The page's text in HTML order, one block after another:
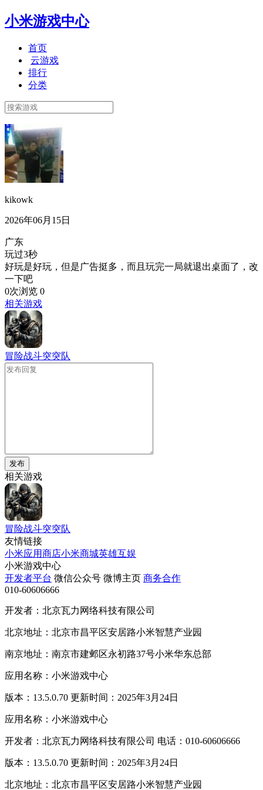
小米游戏中心
首页
云游戏
排行
分类
kikowk
2026年06月15日
广东
玩过3秒
好玩是好玩，但是广告挺多，而且玩完一局就退出桌面了，改
一下吧
0次浏览 0
相关游戏
冒险战斗突突队
发布
相关游戏
冒险战斗突突队
友情链接
小米应用商店小米商城英雄互娱
小米游戏中心
开发者平台 微信公众号 微博主页 商务合作
010-60606666
开发者：北京瓦力网络科技有限公司
北京地址：北京市昌平区安居路小米智慧产业园
南京地址：南京市建邺区永初路37号小米华东总部
应用名称：小米游戏中心
版本：13.5.0.70 更新时间：2025年3月24日
应用名称：小米游戏中心
开发者：北京瓦力网络科技有限公司 电话：010-60606666
版本：13.5.0.70 更新时间：2025年3月24日
北京地址：北京市昌平区安居路小米智慧产业园